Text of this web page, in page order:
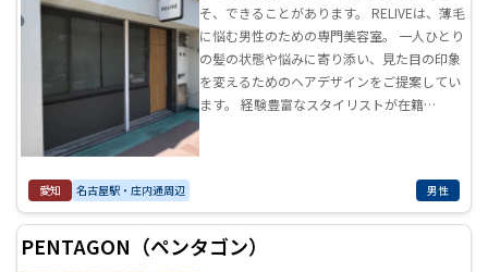
そ、できることがあります。 RELIVEは、薄毛
に悩む男性のための専門美容室。 一人ひとり
の髪の状態や悩みに寄り添い、見た目の印象
を変えるためのヘアデザインをご提案してい
ます。 経験豊富なスタイリストが在籍…
愛知 名古屋駅・庄内通周辺 男性
PENTAGON（ペンタゴン）